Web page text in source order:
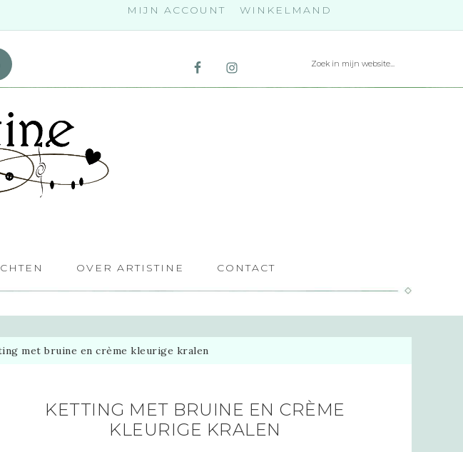
MIJN ACCOUNT WINKELMAND
OVER ARTISTINE CONTACT
met bruine en crème kleurige kralen
KETTING MET BRUINE EN CRÈME
KLEURIGE KRALEN